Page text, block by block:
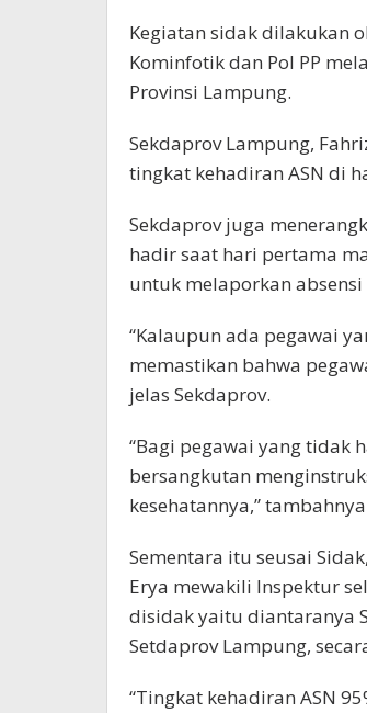
Kegiatan sidak dilakukan
Kominfotik dan Pol PP
Provinsi Lampung.
Sekdaprov Lampung,
tingkat kehadiran ASN di
Sekdaprov juga
hadir saat hari pertama
untuk melaporkan
“Kalaupun ada pegawai
memastikan bahwa
jelas Sekdaprov.
“Bagi pegawai yang tidak
bersangkutan
kesehatannya,”
Sementara itu seusai
Erya mewakili Inspektur
disidak yaitu diantaranya
Setdaprov Lampung,
“Tingkat kehadiran ASN